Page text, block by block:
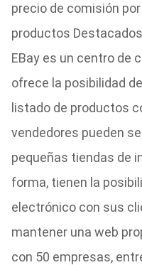
precio de comisión
productos
EBay es un centro de
ofrece la posibilidad
listado de productos
vendedores pueden
pequeñas tiendas de
forma, tienen la
electrónico con sus
mantener una web
con 50 empresas,